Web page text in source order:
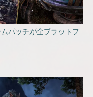
パッチが全プラットフ